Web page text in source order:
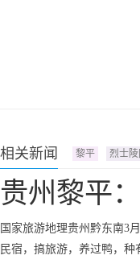
相关新闻 黎平 烈士陵
贵州黎平
国家旅游地理贵州黔东南3
民宿，搞旅游，养过鸭，种